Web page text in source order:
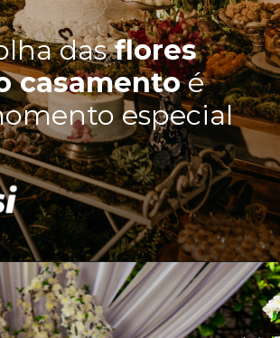
dasflores
casamentoé
especial